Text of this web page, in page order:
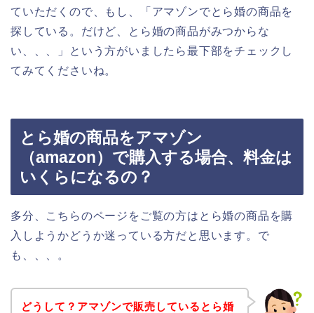
ていただくので、もし、「アマゾンでとら婚の商品を
探している。だけど、とら婚の商品がみつからな
い、、、」という方がいましたら最下部をチェックし
てみてくださいね。
とら婚の商品をアマゾン
（amazon）で購入する場合、料金は
いくらになるの？
多分、こちらのページをご覧の方はとら婚の商品を購
入しようかどうか迷っている方だと思います。で
も、、、。
どうして？アマゾンで販売しているとら婚